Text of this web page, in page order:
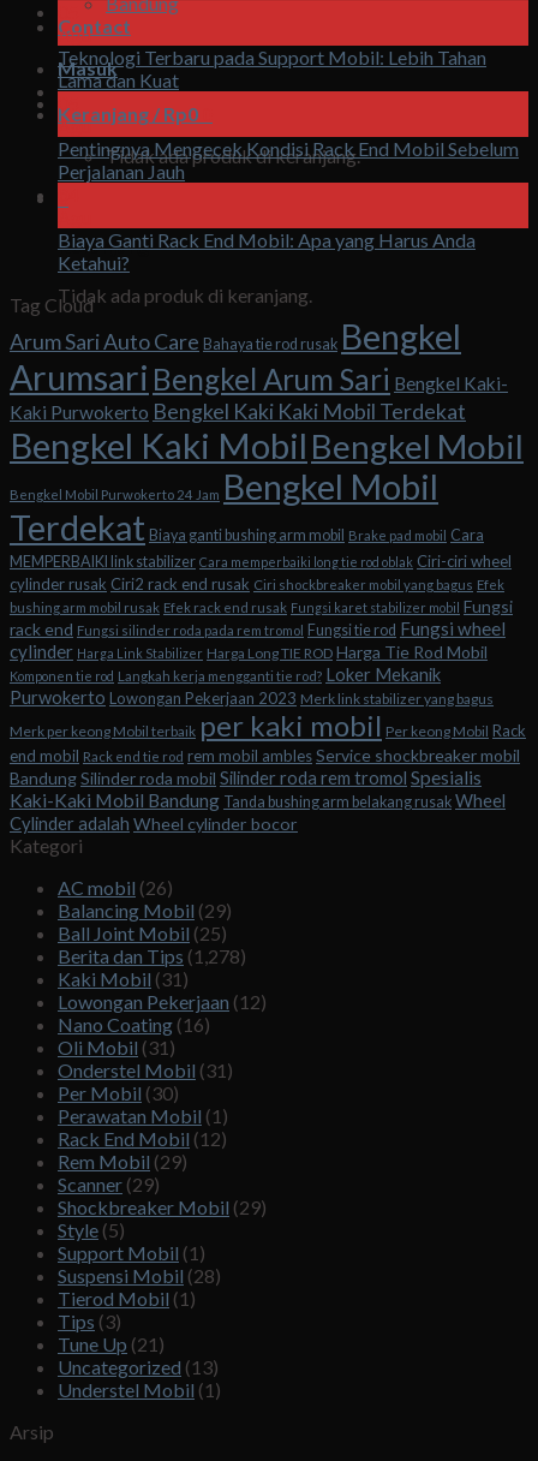
Contact
Masuk
Keranjang / Rp0
Tidak ada produk di keranjang.
Keranjang
Tidak ada produk di keranjang.
Agu
Teknologi Terbaru pada Support Mobil: Lebih Tahan
Lama dan Kuat
05
Agu
Pentingnya Mengecek Kondisi Rack End Mobil Sebelum
Perjalanan Jauh
Biaya Ganti Rack End Mobil: Apa yang Harus Anda
Ketahui?
Tag Cloud
Arum Sari Auto Care Bahaya tie rod rusak Bengkel
Arumsari Bengkel Arum Sari Bengkel Kaki-
Kaki Purwokerto Bengkel Kaki Kaki Mobil Terdekat
Bengkel Kaki Mobil Bengkel Mobil
Bengkel Mobil Purwokerto 24 Jam Bengkel Mobil
Terdekat Biaya ganti bushing arm mobil Brake pad mobil Cara
MEMPERBAIKI link stabilizer Cara memperbaiki long tie rod oblak Ciri-ciri wheel
cylinder rusak Ciri2 rack end rusak Ciri shockbreaker mobil yang bagus Efek
bushing arm mobil rusak Efek rack end rusak Fungsi karet stabilizer mobil Fungsi
rack end Fungsi silinder roda pada rem tromol Fungsi tie rod Fungsi wheel
cylinder Harga Link Stabilizer Harga Long TIE ROD Harga Tie Rod Mobil
Komponen tie rod Langkah kerja mengganti tie rod? Loker Mekanik
Purwokerto Lowongan Pekerjaan 2023 Merk link stabilizer yang bagus
Merk per keong Mobil terbaik per kaki mobil Per keong Mobil Rack
end mobil Rack end tie rod rem mobil amblesService shockbreaker mobil
BandungSilinder roda mobil Silinder roda rem tromol Spesialis
Kaki-Kaki Mobil Bandung Tanda bushing arm belakang rusak Wheel
Cylinder adalah Wheel cylinder bocor
Kategori
AC mobil (26)
Balancing Mobil (29)
Ball Joint Mobil (25)
Berita dan Tips (1,278)
Kaki Mobil (31)
Lowongan Pekerjaan (12)
Nano Coating (16)
Oli Mobil (31)
Onderstel Mobil (31)
Per Mobil (30)
Perawatan Mobil (1)
Rack End Mobil (12)
Rem Mobil (29)
Scanner (29)
Shockbreaker Mobil (29)
Style (5)
Support Mobil (1)
Suspensi Mobil (28)
Tierod Mobil (1)
Tips (3)
Tune Up (21)
Uncategorized (13)
Understel Mobil (1)
Arsip